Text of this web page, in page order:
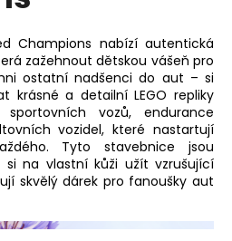
Champions nabízí autentická
zažehnout dětskou vášeň pro
ostatní nadšenci do aut – si
krásné a detailní LEGO repliky
sportovních vozů, endurance
vozidel, které nastartují
Tyto stavebnice jsou
si na vlastní kůži užít vzrušující
skvělý dárek pro fanoušky aut